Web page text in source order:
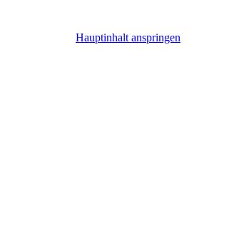
Hauptinhalt anspringen